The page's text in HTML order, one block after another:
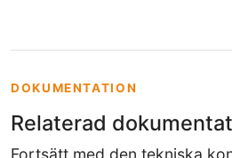
DOKUMENTATION
Relaterad